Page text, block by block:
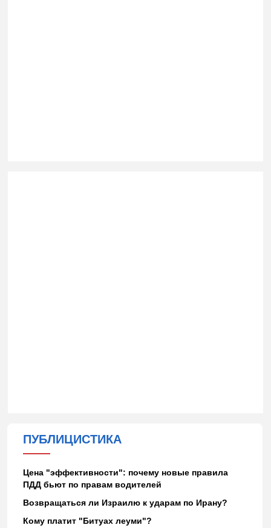
ПУБЛИЦИСТИКА
Цена "эффективности": почему новые правила
ПДД бьют по правам водителей
Возвращаться ли Израилю к ударам по Ирану?
Кому платит "Битуах леуми"?